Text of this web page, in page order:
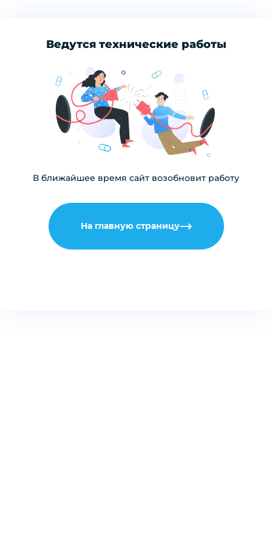
Ведутся технические работы
В ближайшее время сайт возобновит работу
На главную страницу